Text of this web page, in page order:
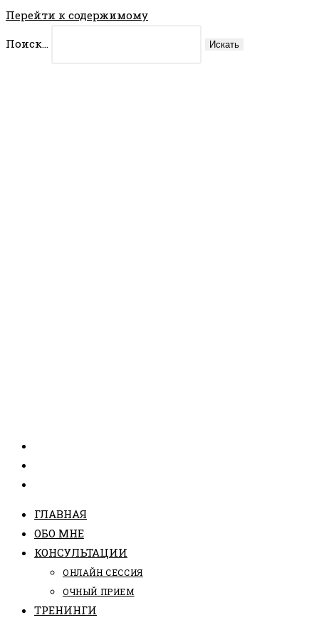
Перейти к содержимому
Поиск...
Искать
ГЛАВНАЯ
ОБО МНЕ
КОНСУЛЬТАЦИИ
ОНЛАЙН СЕССИЯ
ОЧНЫЙ ПРИЕМ
ТРЕНИНГИ